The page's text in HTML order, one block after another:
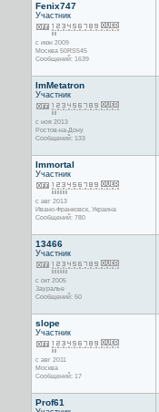
Fenix747
Участник
с июн 2009
Москва 50RS545
Сообщений: 1639
ImMetatron
Участник
с ноя 2013
Ростов-на-Дону
Сообщений: 133
Immortal
Участник
с авг 2013
Ивано-Франковск, Украина
Сообщений: 780
13466
Участник
с окт 2005
Зауралье
Сообщений: 50
slope
Участник
с авг 2011
Москва
Сообщений: 17
Prof61